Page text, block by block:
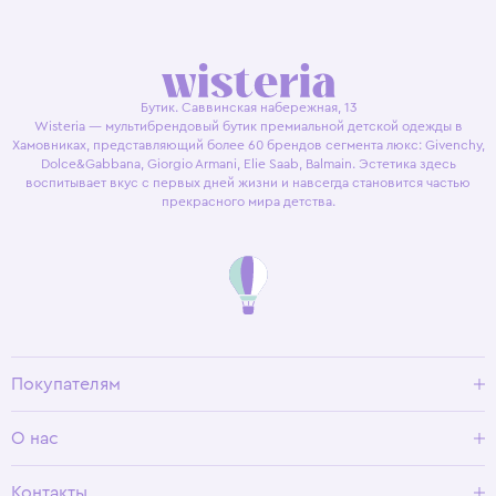
Бутик. Саввинская набережная, 13
Wisteria — мультибрендовый бутик премиальной детской одежды в
Хамовниках, представляющий более 60 брендов сегмента люкс: Givenchy,
Dolce&Gabbana, Giorgio Armani, Elie Saab, Balmain. Эстетика здесь
воспитывает вкус с первых дней жизни и навсегда становится частью
прекрасного мира детства.
Покупателям
Условия возврата
О нас